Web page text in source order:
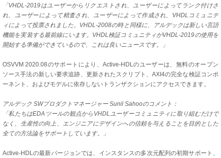
「VHDL-2019はユーザーからリクエストされ、ユーザーによってランク付けさ
れ、ユーザーによって精査され、ユーザーによって作成され、VHDLコミュニテ
ィによって投票されました。VHDL-2008の時と同様に、アルデックは新しい言語
機能を実装する最前線にいます。VHDL検証コミュニティがVHDL-2019の使用を
開始する準備ができているので、これは良いニュースです。」
OSVVM 2020.08のサポートにより、Active-HDLのユーザーは、無料のオープン
ソース手法の新しい要求追跡、更新されたスクリプト、AXI4の完全な検証コンポ
ーネント、およびモデルに依存しないトランザクションにアクセスできます。
アルデック SWプロダクトマネージャー Sunil Sahooのコメント：
「私たちはEDAツールの観点からVHDLユーザーコミュニティに取り組むだけで
なく、生産性の向上、エンジニアにデザインへの信頼を与えることを目的とした
全ての方法論をサポートしています。」
Active-HDLの最新バージョンでは、インスタンスの多次元配列の初期サポート、